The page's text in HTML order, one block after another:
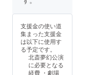
売品ポ
スト
カード
も一緒
にお渡
ししま
す
タカシ
渡しで
プレゼ
ント ◆
こちら
のリ
ターン
支援金の使い道
集まった支援金
は以下に使用す
る予定です。
北斎夢幻公演
に必要となる
経費 ・劇場